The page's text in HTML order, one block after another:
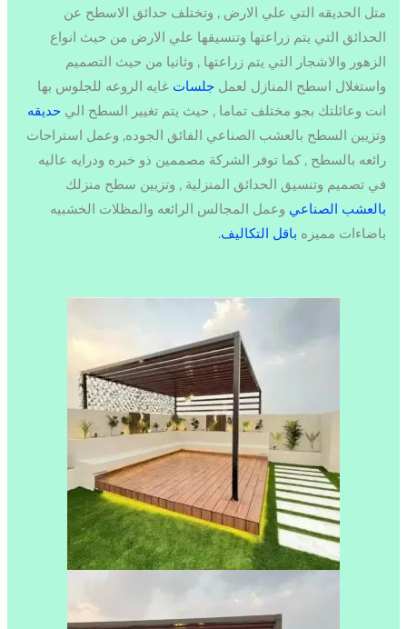
متل الحديقه التي علي الارض , وتختلف حدائق الاسطح عن
الحدائق التي يتم زراعتها وتنسيقها علي الارض من حيث انواع
الزهور والاشجار التي يتم زراعتها , وثانيا من حيث التصميم
واستغلال اسطح المنازل لعمل جلسات غايه الروعه للجلوس بها
انت وعائلتك بجو مختلف تماما , حيث يتم تغيير السطح الي حديقه
وتزيين السطح بالعشب الصناعي الفائق الجوده, وعمل استراحات
رائعه بالسطح , كما توفر الشركة مصممين ذو خبره ودرايه عاليه
في تصميم وتنسيق الحدائق المنزلية , وتزيين سطح منزلك
بالعشب الصناعي وعمل المجالس الرائعه والمظلات الخشبيه
باضاءات مميزه باقل التكاليف.